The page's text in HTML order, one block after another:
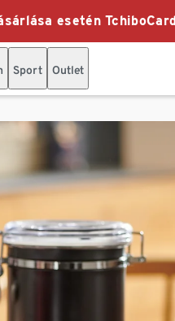
esetén
Sport Outlet